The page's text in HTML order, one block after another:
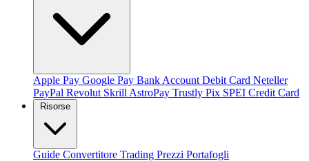
Apple Pay Google Pay Bank Account Debit Card Neteller
PayPal Revolut Skrill AstroPay Trustly Pix SPEI Credit Card
Risorse
Guide Convertitore Trading Prezzi Portafogli